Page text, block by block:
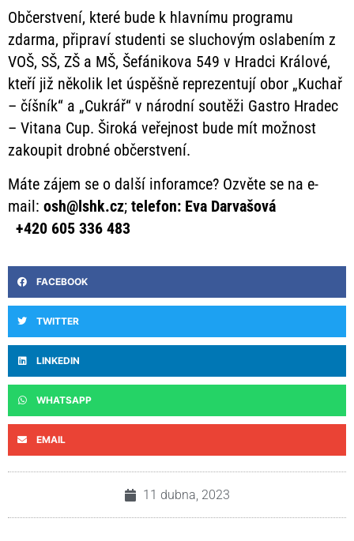
Občerstvení, které bude k hlavnímu programu
zdarma, připraví studenti se sluchovým oslabením z
VOŠ, SŠ, ZŠ a MŠ, Šefánikova 549 v Hradci Králové,
kteří již několik let úspěšně reprezentují obor „Kuchař
– číšník“ a „Cukrář“ v národní soutěži Gastro Hradec
– Vitana Cup. Široká veřejnost bude mít možnost
zakoupit drobné občerstvení.
Máte zájem se o další inforamce? Ozvěte se na e-
mail: osh@lshk.cz; telefon: Eva Darvašová
+420 605 336 483
FACEBOOK
TWITTER
LINKEDIN
WHATSAPP
EMAIL
11 dubna, 2023